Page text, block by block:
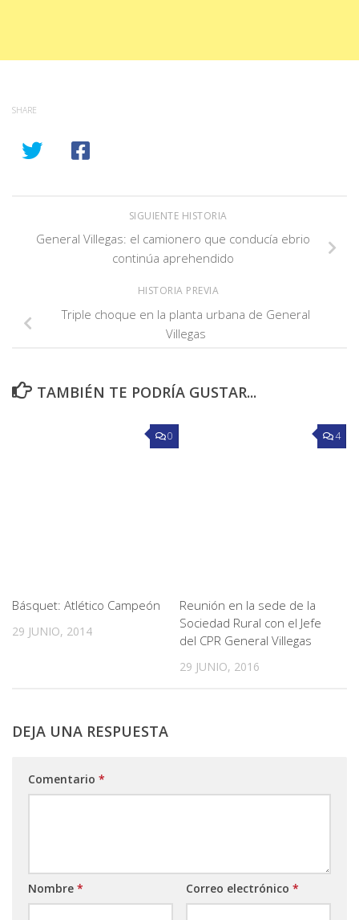
SHARE
SIGUIENTE HISTORIA
General Villegas: el camionero que conducía ebrio
continúa aprehendido
HISTORIA PREVIA
Triple choque en la planta urbana de General
Villegas
TAMBIÉN TE PODRÍA GUSTAR...
0
Básquet: Atlético Campeón
29 JUNIO, 2014
4
Reunión en la sede de la
Sociedad Rural con el Jefe
del CPR General Villegas
29 JUNIO, 2016
DEJA UNA RESPUESTA
Comentario *
Nombre * Correo electrónico *